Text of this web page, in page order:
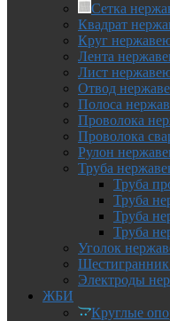
Сетка
Квадрат
Круг
Лента
Лист
Отвод
Полоса
Проволока
Проволока
Рулон
Труба
Труба
Труба
Труба
Труба
Уголок
Электроды
ЖБИ
Круглые